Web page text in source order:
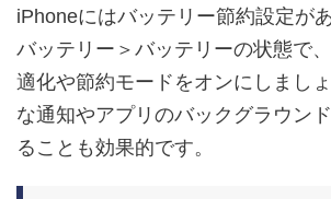
iPhoneにはバッテリー節約設定が
バッテリー＞バッテリーの状態で
適化や節約モードをオンにしまし
な通知やアプリのバックグラウン
ることも効果的です。